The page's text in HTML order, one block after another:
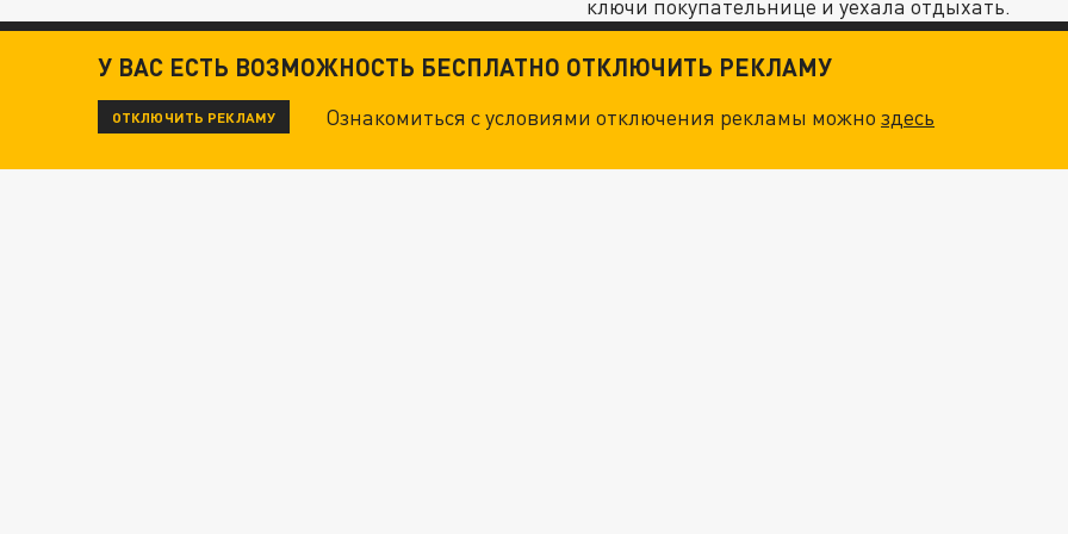
ключи покупательнице и уехала отдыхать.
У ВАС ЕСТЬ ВОЗМОЖНОСТЬ БЕСПЛАТНО ОТКЛЮЧИТЬ РЕКЛАМУ
ОТКЛЮЧИТЬ РЕКЛАМУ Ознакомиться с условиями отключения рекламы можноздесь